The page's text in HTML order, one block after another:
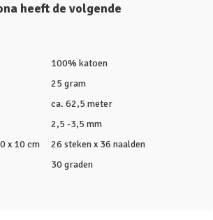
heeft de volgende
100% katoen
25 gram
ca. 62,5 meter
2,5 -3,5 mm
x 10 cm
26 steken x 36 naalden
30 graden